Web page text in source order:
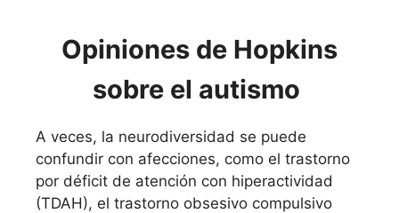
Opiniones de Hopkins
sobre el autismo
A veces, la neurodiversidad se puede
confundir con afecciones, como el trastorno
por déficit de atención con hiperactividad
(TDAH), el trastorno obsesivo compulsivo